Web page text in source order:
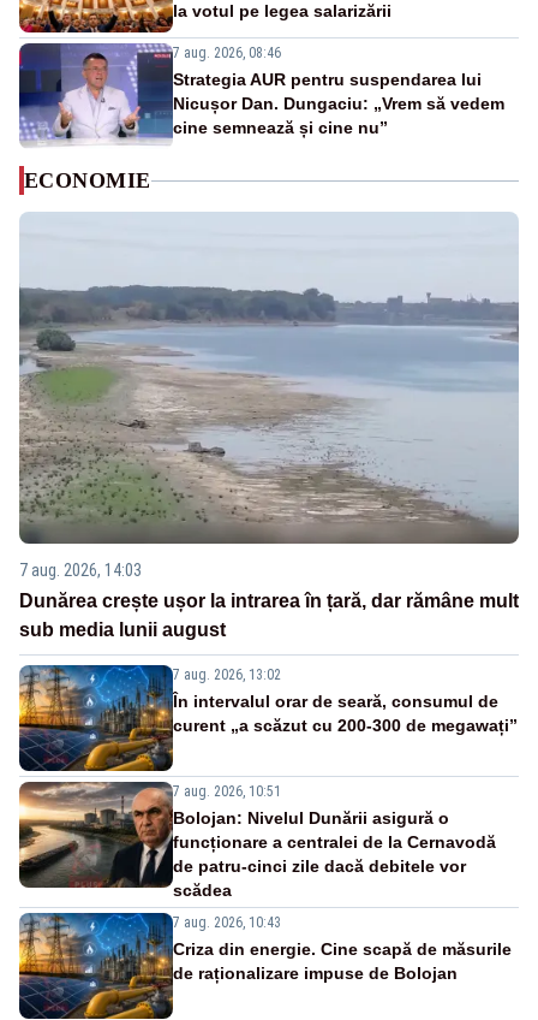
la votul pe legea salarizării
7 aug. 2026, 08:46
Strategia AUR pentru suspendarea lui
Nicușor Dan. Dungaciu: „Vrem să vedem
cine semnează și cine nu”
ECONOMIE
7 aug. 2026, 14:03
Dunărea crește ușor la intrarea în țară, dar rămâne mult
sub media lunii august
7 aug. 2026, 13:02
În intervalul orar de seară, consumul de
curent „a scăzut cu 200-300 de megawați”
7 aug. 2026, 10:51
Bolojan: Nivelul Dunării asigură o
funcționare a centralei de la Cernavodă
de patru-cinci zile dacă debitele vor
scădea
7 aug. 2026, 10:43
Criza din energie. Cine scapă de măsurile
de raționalizare impuse de Bolojan